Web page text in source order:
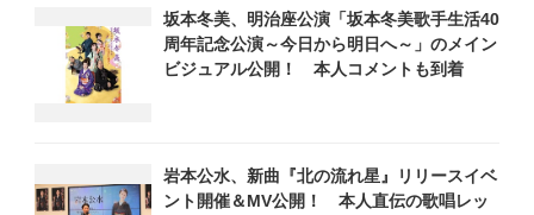
坂本冬美、明治座公演「坂本冬美歌手生活40
周年記念公演～今日から明日へ～」のメイン
ビジュアル公開！ 本人コメントも到着
岩本公水、新曲『北の流れ星』リリースイベ
ント開催＆MV公開！ 本人直伝の歌唱レッ